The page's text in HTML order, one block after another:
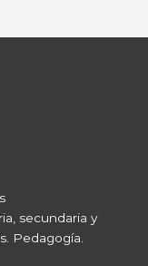
secundaria y
Pedagogía.